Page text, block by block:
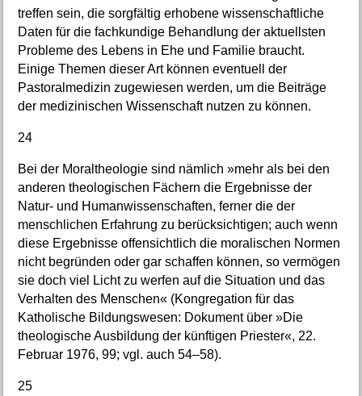
treffen sein, die sorgfältig erhobene wissenschaftliche
Daten für die fachkundige Behandlung der aktuellsten
Probleme des Lebens in Ehe und Familie braucht.
Einige Themen dieser Art können eventuell der
Pastoralmedizin zugewiesen werden, um die Beiträge
der medizinischen Wissenschaft nutzen zu können.
24
Bei der Moraltheologie sind nämlich »mehr als bei den
anderen theologischen Fächern die Ergebnisse der
Natur- und Humanwissenschaften, ferner die der
menschlichen Erfahrung zu berücksichtigen; auch wenn
diese Ergebnisse offensichtlich die moralischen Normen
nicht begründen oder gar schaffen können, so vermögen
sie doch viel Licht zu werfen auf die Situation und das
Verhalten des Menschen« (Kongregation für das
Katholische Bildungswesen: Dokument über »Die
theologische Ausbildung der künftigen Priester«, 22.
Februar 1976, 99; vgl. auch 54–58).
25